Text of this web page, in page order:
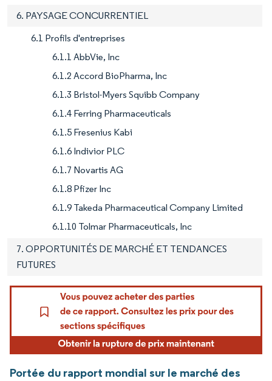
6. PAYSAGE CONCURRENTIEL
6.1 Profils d'entreprises
6.1.1 AbbVie, Inc
6.1.2 Accord BioPharma, Inc
6.1.3 Bristol-Myers Squibb Company
6.1.4 Ferring Pharmaceuticals
6.1.5 Fresenius Kabi
6.1.6 Indivior PLC
6.1.7 Novartis AG
6.1.8 Pfizer Inc
6.1.9 Takeda Pharmaceutical Company Limited
6.1.10 Tolmar Pharmaceuticals, Inc
7. OPPORTUNITÉS DE MARCHÉ ET TENDANCES
FUTURES
Portée du rapport mondial sur le marché des